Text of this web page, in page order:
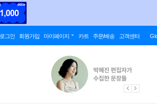
로그인 회원가입 마이페이지 카트 주문/배송 고객센터